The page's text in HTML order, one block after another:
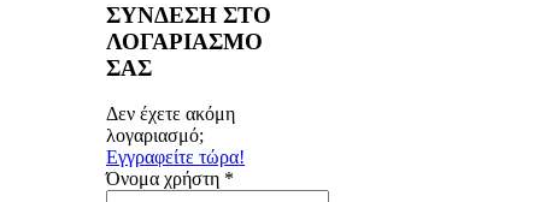
ΣΥΝΔΕΣΗ ΣΤΟ
ΛΟΓΑΡΙΑΣΜΟ
ΣΑΣ
Δεν έχετε ακόμη
λογαριασμό;
Εγγραφείτε τώρα!
Όνομα χρήστη *